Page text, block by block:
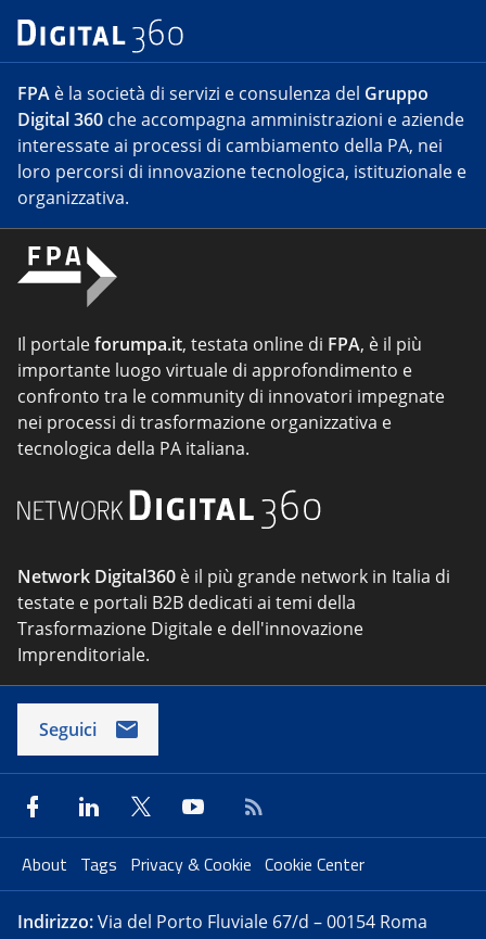
FPA è la società di servizi e consulenza del Gruppo
Digital 360 che accompagna amministrazioni e aziende
interessate ai processi di cambiamento della PA, nei
loro percorsi di innovazione tecnologica, istituzionale e
organizzativa.
Il portaleforumpa.it, testata online di FPA, è il più
importante luogo virtuale di approfondimento e
confronto tra le community di innovatori impegnate
nei processi di trasformazione organizzativa e
tecnologica della PA italiana.
Network Digital360 è il più grande network in Italia di
testate e portali B2B dedicati ai temi della
Trasformazione Digitale e dell'innovazione
Imprenditoriale.
Seguici
About Tags Privacy & Cookie Cookie Center
Indirizzo:Via del Porto Fluviale 67/d – 00154 Roma